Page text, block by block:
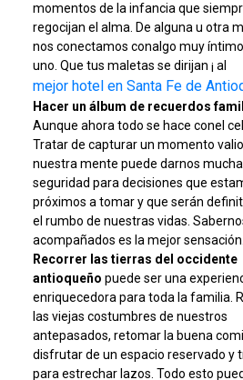
momentos de la infancia que
regocijan el alma. De alguna u otra
nos conectamos conalgo muy
uno. Que tus maletas se dirijan ¡ al
mejor hotel en Santa Fe de
Hacer un álbum de recuerdos
Aunque ahora todo se hace conel
Tratar de capturar un momento
nuestra mente puede darnos mucha
seguridad para decisiones que
próximos a tomar y que serán
el rumbo de nuestras vidas.
acompañados es la mejor sensación.
Recorrer las tierras del occidente
antioqueño puede ser una
enriquecedora para toda la familia.
las viejas costumbres de nuestros
antepasados, retomar la buena
disfrutar de un espacio reservado y
para estrechar lazos. Todo esto